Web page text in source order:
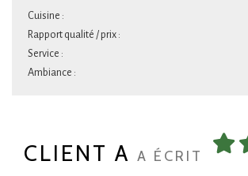
Cuisine :
Rapport qualité / prix :
Service :
Ambiance :
CLIENT A A ÉCRIT